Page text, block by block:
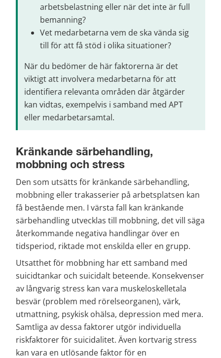
arbetsbelastning eller när det inte är full
bemanning?
Vet medarbetarna vem de ska vända sig
till för att få stöd i olika situationer?
När du bedömer de här faktorerna är det
viktigt att involvera medarbetarna för att
identifiera relevanta områden där åtgärder
kan vidtas, exempelvis i samband med APT
eller medarbetarsamtal.
Kränkande särbehandling,
mobbning och stress
Den som utsätts för kränkande särbehandling,
mobbning eller trakasserier på arbetsplatsen kan
få bestående men. I värsta fall kan kränkande
särbehandling utvecklas till mobbning, det vill säga
återkommande negativa handlingar över en
tidsperiod, riktade mot enskilda eller en grupp.
Utsatthet för mobbning har ett samband med
suicidtankar och suicidalt beteende. Konsekvenser
av långvarig stress kan vara muskeloskelletala
besvär (problem med rörelseorganen), värk,
utmattning, psykisk ohälsa, depression med mera.
Samtliga av dessa faktorer utgör individuella
riskfaktorer för suicidalitet. Även kortvarig stress
kan vara en utlösande faktor för en